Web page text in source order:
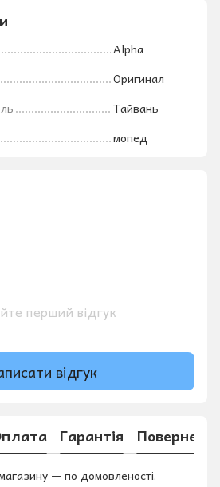
Alpha
Оригинал
Тайвань
мопед
перший відгук
відгук
Гарантія
— по домовленості.